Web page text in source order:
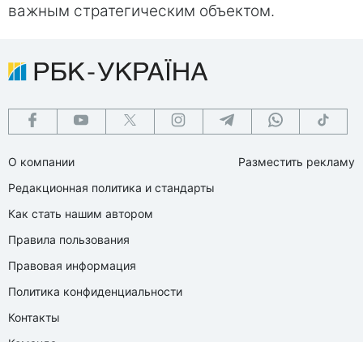
важным стратегическим объектом.
О компании
Редакционная политика и стандарты
Как стать нашим автором
Правила пользования
Правовая информация
Политика конфиденциальности
Контакты
Разместить рекламу